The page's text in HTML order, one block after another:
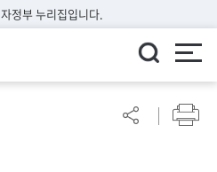
정부 누리집입니다.